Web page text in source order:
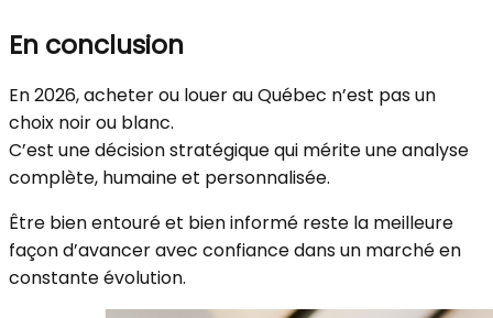
En conclusion
En 2026, acheter ou louer au Québec n’est pas un
choix noir ou blanc.
C’est une décision stratégique qui mérite une analyse
complète, humaine et personnalisée.
Être bien entouré et bien informé reste la meilleure
façon d’avancer avec confiance dans un marché en
constante évolution.